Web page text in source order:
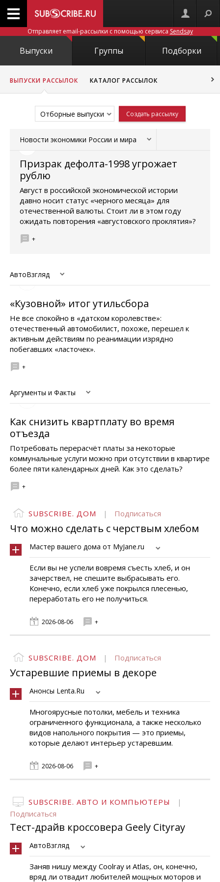
Отправляет email-рассылки с помощью сервиса Sendsay
Выпуски Группы Подборки
ВЫПУСКИ РАССЫЛОК КАТАЛОГ РАССЫЛОК
Отборные выпуски Создать рассылку
Новости экономики России и мира
Призрак дефолта-1998 угрожает
рублю
Август в российской экономической истории
давно носит статус «черного месяца» для
отечественной валюты. Стоит ли в этом году
ожидать повторения «августовского проклятия»?
+
АвтоВзгляд
«Кузовной» итог утильсбора
Не все спокойно в «датском королевстве»:
отечественный автомобилист, похоже, перешел к
активным действиям по реанимации изрядно
побегавших «ласточек».
+
Аргументы и Факты
Как снизить квартплату во время
отъезда
Потребовать перерасчёт платы за некоторые
коммунальные услуги можно при отсутствии в квартире
более пяти календарных дней. Как это сделать?
+
SUBSCRIBE. ДОМ | Подписаться
Что можно сделать с черствым хлебом
Мастер вашего дома от MyJane.ru
Если вы не успели вовремя съесть хлеб, и он
зачерствел, не спешите выбрасывать его.
Конечно, если хлеб уже покрылся плесенью,
переработать его не получиться.
2026-08-06 +
SUBSCRIBE. ДОМ | Подписаться
Устаревшие приемы в декоре
Анонсы Lenta.Ru
Многоярусные потолки, мебель и техника
ограниченного функционала, а также несколько
видов напольного покрытия — это приемы,
которые делают интерьер устаревшим.
2026-08-06 +
SUBSCRIBE. АВТО И КОМПЬЮТЕРЫ
|
Подписаться
Тест-драйв кроссовера Geely Cityray
АвтоВзгляд
Заняв нишу между Coolray и Atlas, он, конечно,
вряд ли отвадит любителей мощных моторов и